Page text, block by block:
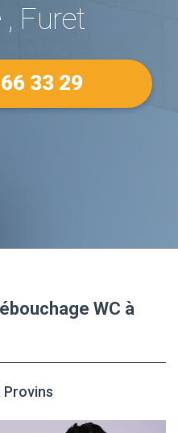
Furet
33 29
WC à